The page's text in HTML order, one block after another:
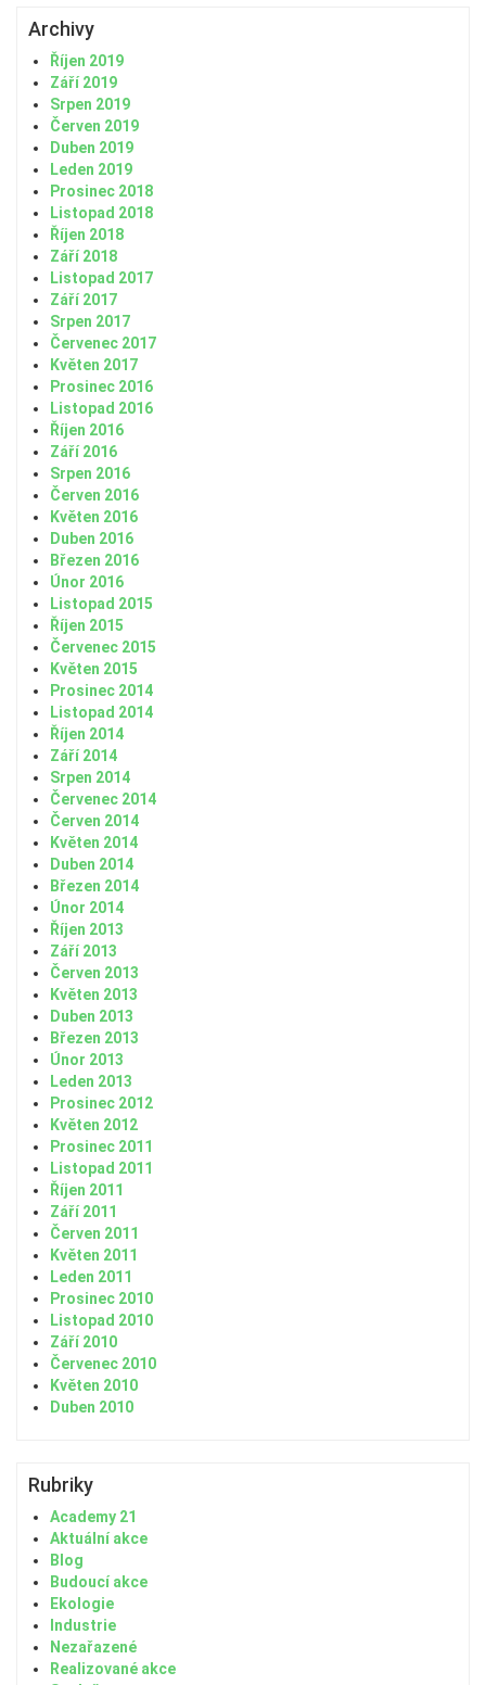
Archivy
Říjen 2019
Září 2019
Srpen 2019
Červen 2019
Duben 2019
Leden 2019
Prosinec 2018
Listopad 2018
Říjen 2018
Září 2018
Listopad 2017
Září 2017
Srpen 2017
Červenec 2017
Květen 2017
Prosinec 2016
Listopad 2016
Říjen 2016
Září 2016
Srpen 2016
Červen 2016
Květen 2016
Duben 2016
Březen 2016
Únor 2016
Listopad 2015
Říjen 2015
Červenec 2015
Květen 2015
Prosinec 2014
Listopad 2014
Říjen 2014
Září 2014
Srpen 2014
Červenec 2014
Červen 2014
Květen 2014
Duben 2014
Březen 2014
Únor 2014
Říjen 2013
Září 2013
Červen 2013
Květen 2013
Duben 2013
Březen 2013
Únor 2013
Leden 2013
Prosinec 2012
Květen 2012
Prosinec 2011
Listopad 2011
Říjen 2011
Září 2011
Červen 2011
Květen 2011
Leden 2011
Prosinec 2010
Listopad 2010
Září 2010
Červenec 2010
Květen 2010
Duben 2010
Rubriky
Academy 21
Aktuální akce
Blog
Budoucí akce
Ekologie
Industrie
Nezařazené
Realizované akce